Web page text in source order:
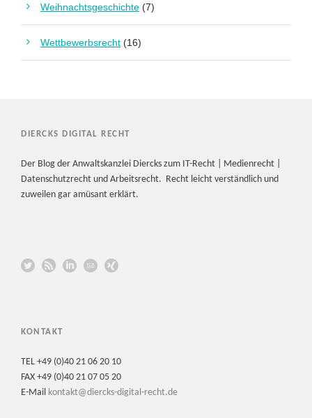
Weihnachtsgeschichte (7)
Wettbewerbsrecht (16)
DIERCKS DIGITAL RECHT
Der Blog der Anwaltskanzlei Diercks zum IT-Recht | Medienrecht |
Datenschutzrecht und Arbeitsrecht. Recht leicht verständlich und
zuweilen gar amüsant erklärt.
KONTAKT
TEL +49 (0)40 21 06 20 10
FAX +49 (0)40 21 07 05 20
E-Mail kontakt@diercks-digital-recht.de